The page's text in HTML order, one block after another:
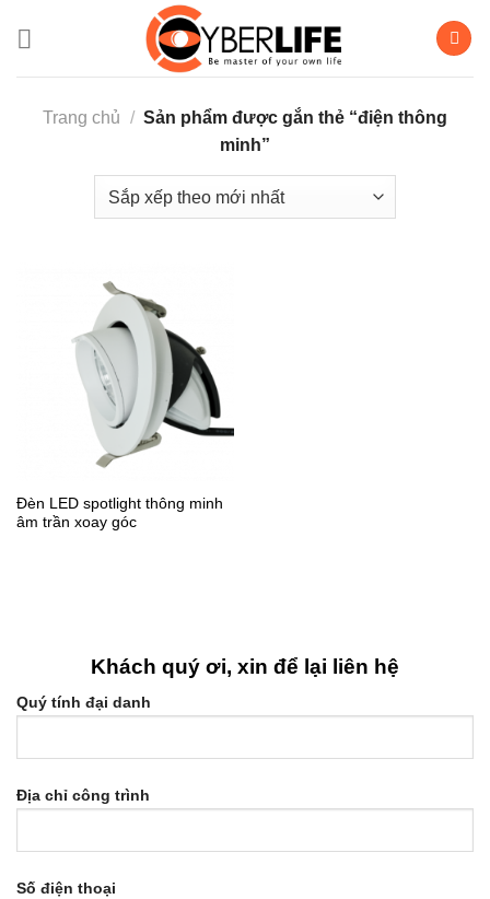
Trang chủ / Sản phẩm được gắn thẻ “điện thông
minh”
Đèn LED spotlight thông minh
âm trần xoay góc
Khách quý ơi, xin để lại liên hệ
Quý tính đại danh
Địa chỉ công trình
Số điện thoại